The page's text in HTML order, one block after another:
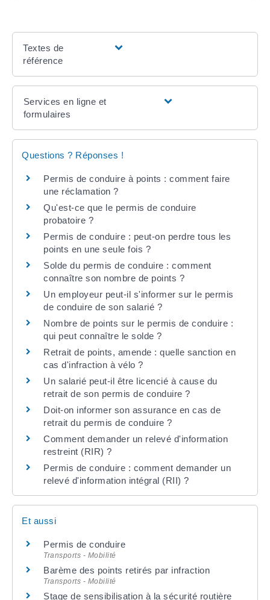
Textes de
référence
Services en ligne et
formulaires
Questions ? Réponses !
Permis de conduire à points : comment faire
une réclamation ?
Qu'est-ce que le permis de conduire
probatoire ?
Permis de conduire : peut-on perdre tous les
points en une seule fois ?
Solde du permis de conduire : comment
connaître son nombre de points ?
Un employeur peut-il s'informer sur le permis
de conduire de son salarié ?
Nombre de points sur le permis de conduire :
qui peut connaître le solde ?
Retrait de points, amende : quelle sanction en
cas d'infraction à vélo ?
Un salarié peut-il être licencié à cause du
retrait de son permis de conduire ?
Doit-on informer son assurance en cas de
retrait du permis de conduire ?
Comment demander un relevé d'information
restreint (RIR) ?
Permis de conduire : comment demander un
relevé d'information intégral (RII) ?
Et aussi
Permis de conduire
Transports - Mobilité
Barème des points retirés par infraction
Transports - Mobilité
Stage de sensibilisation à la sécurité routière